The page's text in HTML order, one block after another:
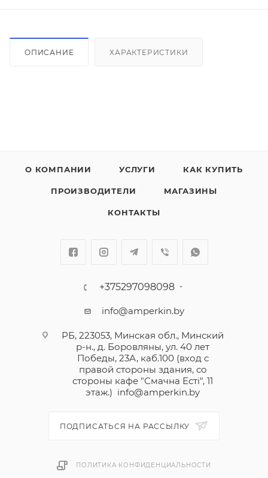
ОПИСАНИЕ ХАРАКТЕРИСТИКИ
О КОМПАНИИ УСЛУГИ КАК КУПИТЬ
ПРОИЗВОДИТЕЛИ МАГАЗИНЫ
КОНТАКТЫ
+375297098098
info@amperkin.by
РБ, 223053, Минская обл., Минский
р-н., д. Боровляны, ул. 40 лет
Победы, 23А, каб.100 (вход с
правой стороны здания, со
стороны кафе "Смачна Естi", 11
этаж.) info@amperkin.by
ПОДПИСАТЬСЯ НА РАССЫЛКУ
ПОЛИТИКА КОНФИДЕНЦИАЛЬНОСТИ